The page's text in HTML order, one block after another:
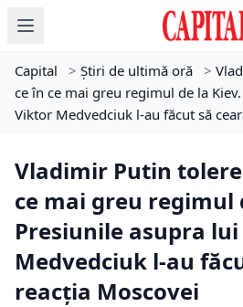
Capital > Știri de ultimă oră >
ce în ce mai greu regimul de la
Viktor Medvedciuk l-au făcut să
Vladimir Putin
ce mai greu regimul
Presiunile asupra
Medvedciuk l-au
reacția Moscovei